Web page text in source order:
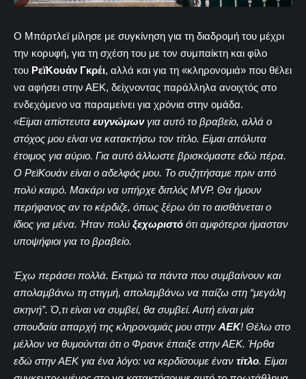
Ο Μπάρτλεϊ μίλησε με συγκίνηση για τη διαδρομή του μέχρι
την κορυφή, για τη σχέση του με τον συμπαίκτη και φίλο
του ΡεϊΚουάν Γκρέι, αλλά και για τη «κληρονομιά» που θέλει
να αφήσει στην ΑΕΚ, δείχνοντας παράλληλα ανοιχτός στο
ενδεχόμενο να παραμείνει για χρόνια στην ομάδα.
«Είμαι απίστευτα ευγνώμων για αυτό το βραβείο, αλλά ο
στόχος μου είναι να κατακτήσω τον τίτλο. Είμαι απόλυτα
έτοιμος για αύριο. Για αυτό άλλωστε βρισκόμαστε εδώ πέρα.
Ο ΡεϊΚουάν είναι ο αδελφός μου. Το συζητήσαμε πριν από
πολύ καιρό. Μακάρι να υπήρχε διπλός MVP. Θα ήμουν
περήφανος αν το κέρδιζε, όπως ξέρω ότι το αισθάνεται ο
ίδιος για μένα. Ήταν πολύ ξεχωριστό ότι αμφότεροι ήμασταν
υποψήφιοι για το βραβείο.
Έχω περάσει πολλά. Εκτιμώ τα πάντα που συμβαίνουν και
απολαμβάνω τη στιγμή, απολαμβάνω να παίζω στη “μεγάλη
σκηνή”. Ό,τι είναι να συμβεί, θα συμβεί. Αυτή είναι μία
σπουδαία απαρχή της κληρονομιάς μου στην ΑΕΚ! Θέλω στο
μέλλον να θυμούνται ότι ο Φρανκ έπαιξε στην ΑΕΚ. Ήρθα
εδώ στην ΑΕΚ για ένα λόγο: να κερδίσουμε έναν τίτλο. Είμαι